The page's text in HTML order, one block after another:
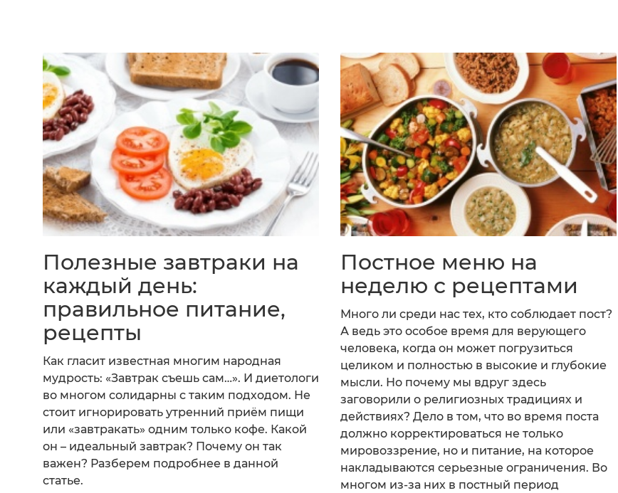
Полезные завтраки на
каждый день:
правильное питание,
рецепты
Как гласит известная многим народная
мудрость: «Завтрак съешь сам…». И диетологи
во многом солидарны с таким подходом. Не
стоит игнорировать утренний приём пищи
или «завтракать» одним только кофе. Какой
он – идеальный завтрак? Почему он так
важен? Разберем подробнее в данной
статье.
Постное меню на
неделю с рецептами
Много ли среди нас тех, кто соблюдает пост?
А ведь это особое время для верующего
человека, когда он может погрузиться
целиком и полностью в высокие и глубокие
мысли. Но почему мы вдруг здесь
заговорили о религиозных традициях и
действиях? Дело в том, что во время поста
должно корректироваться не только
мировоззрение, но и питание, на которое
накладываются серьезные ограничения. Во
многом из-за них в постный период